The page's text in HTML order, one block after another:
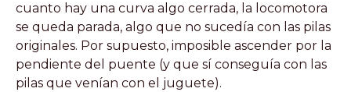
cuanto hay una curva algo cerrada, la locomotora
se queda parada, algo que no sucedía con las pilas
originales. Por supuesto, imposible ascender por la
pendiente del puente (y que sí conseguía con las
pilas que venían con el juguete).